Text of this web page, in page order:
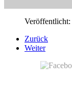
Zurück
Weiter